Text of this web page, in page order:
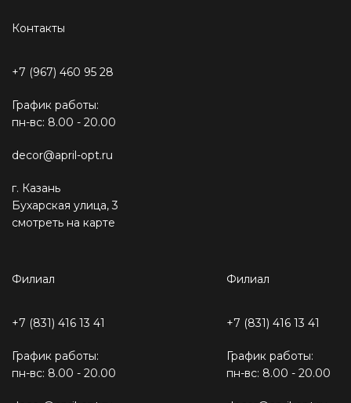
Контакты
+7 (967) 460 95 28
График работы:
пн-вс: 8.00 - 20.00
decor@april-opt.ru
г. Казань
Бухарская улица, 3
смотреть на карте
Филиал
+7 (831) 416 13 41
График работы:
пн-вс: 8.00 - 20.00
Филиал
+7 (831) 416 13 41
График работы:
пн-вс: 8.00 - 20.00